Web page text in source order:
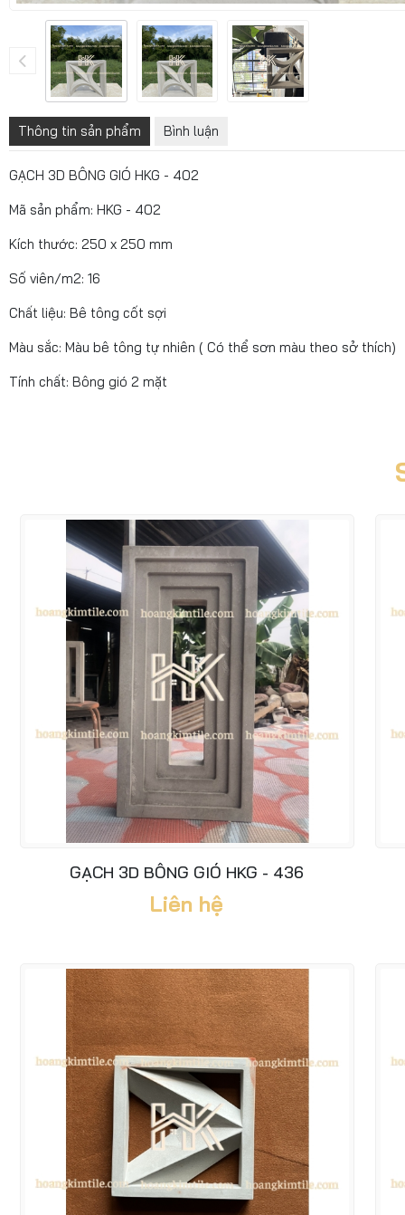
Thông tin sản phẩm Bình luận
GẠCH 3D BÔNG GIÓ HKG - 402
Mã sản phẩm: HKG - 402
Kích thước: 250 x 250 mm
Số viên/m2: 16
Chất liệu: Bê tông cốt sợi
Màu sắc: Màu bê tông tự nhiên ( Có thể sơn màu theo sở thích)
Tính chất: Bông gió 2 mặt
GẠCH 3D BÔNG GIÓ HKG - 436
Liên hệ